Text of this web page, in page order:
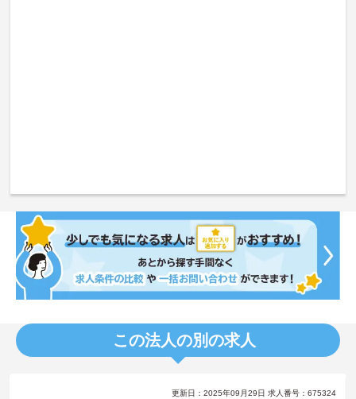
この法人の別の求人
更新日：2025年09月29日 求人番号：675324